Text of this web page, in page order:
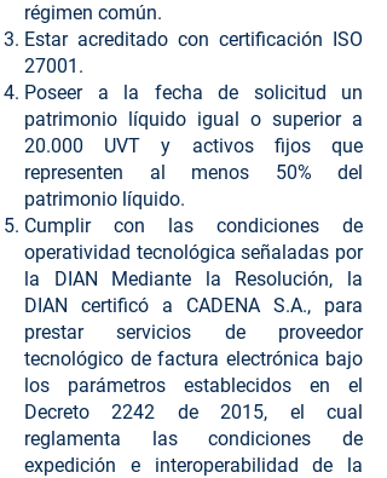
régimen común.
Estar acreditado con certificación ISO
27001.
Poseer a la fecha de solicitud un
patrimonio líquido igual o superior a
20.000 UVT y activos fijos que
representen al menos 50% del
patrimonio líquido.
Cumplir con las condiciones de
operatividad tecnológica señaladas por
la DIAN Mediante la Resolución, la
DIAN certificó a CADENA S.A., para
prestar servicios de proveedor
tecnológico de factura electrónica bajo
los parámetros establecidos en el
Decreto 2242 de 2015, el cual
reglamenta las condiciones de
expedición e interoperabilidad de la